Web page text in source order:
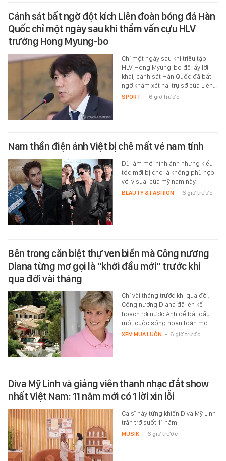
Cảnh sát bất ngờ đột kích Liên đoàn bóng đá Hàn
Quốc chỉ một ngày sau khi thẩm vấn cựu HLV
trưởng Hong Myung-bo
Chỉ một ngày sau khi triệu tập
HLV Hong Myung-bo để lấy lời
khai, cảnh sát Hàn Quốc đã bất
ngờ khám xét hai trụ sở của Liên…
SPORT - 6 giờ trước
Nam thần điện ảnh Việt bị chê mất vẻ nam tính
Dù làm mới hình ảnh nhưng kiểu
tóc mới bị cho là không phù hợp
với visual của mỹ nam này.
BEAUTY & FASHION - 6 giờ trước
Bên trong căn biệt thự ven biển mà Công nương
Diana từng mơ gọi là "khởi đầu mới" trước khi
qua đời vài tháng
Chỉ vài tháng trước khi qua đời,
Công nương Diana đã lên kế
hoạch rời nước Anh để bắt đầu
một cuộc sống hoàn toàn mới…
XEM MUA LUÔN - 6 giờ trước
Diva Mỹ Linh và giảng viên thanh nhạc đắt show
nhất Việt Nam: 11 năm mới có 1 lời xin lỗi
Ca sĩ này từng khiến Diva Mỹ Linh
trăn trở suốt 11 năm.
MUSIK - 6 giờ trước